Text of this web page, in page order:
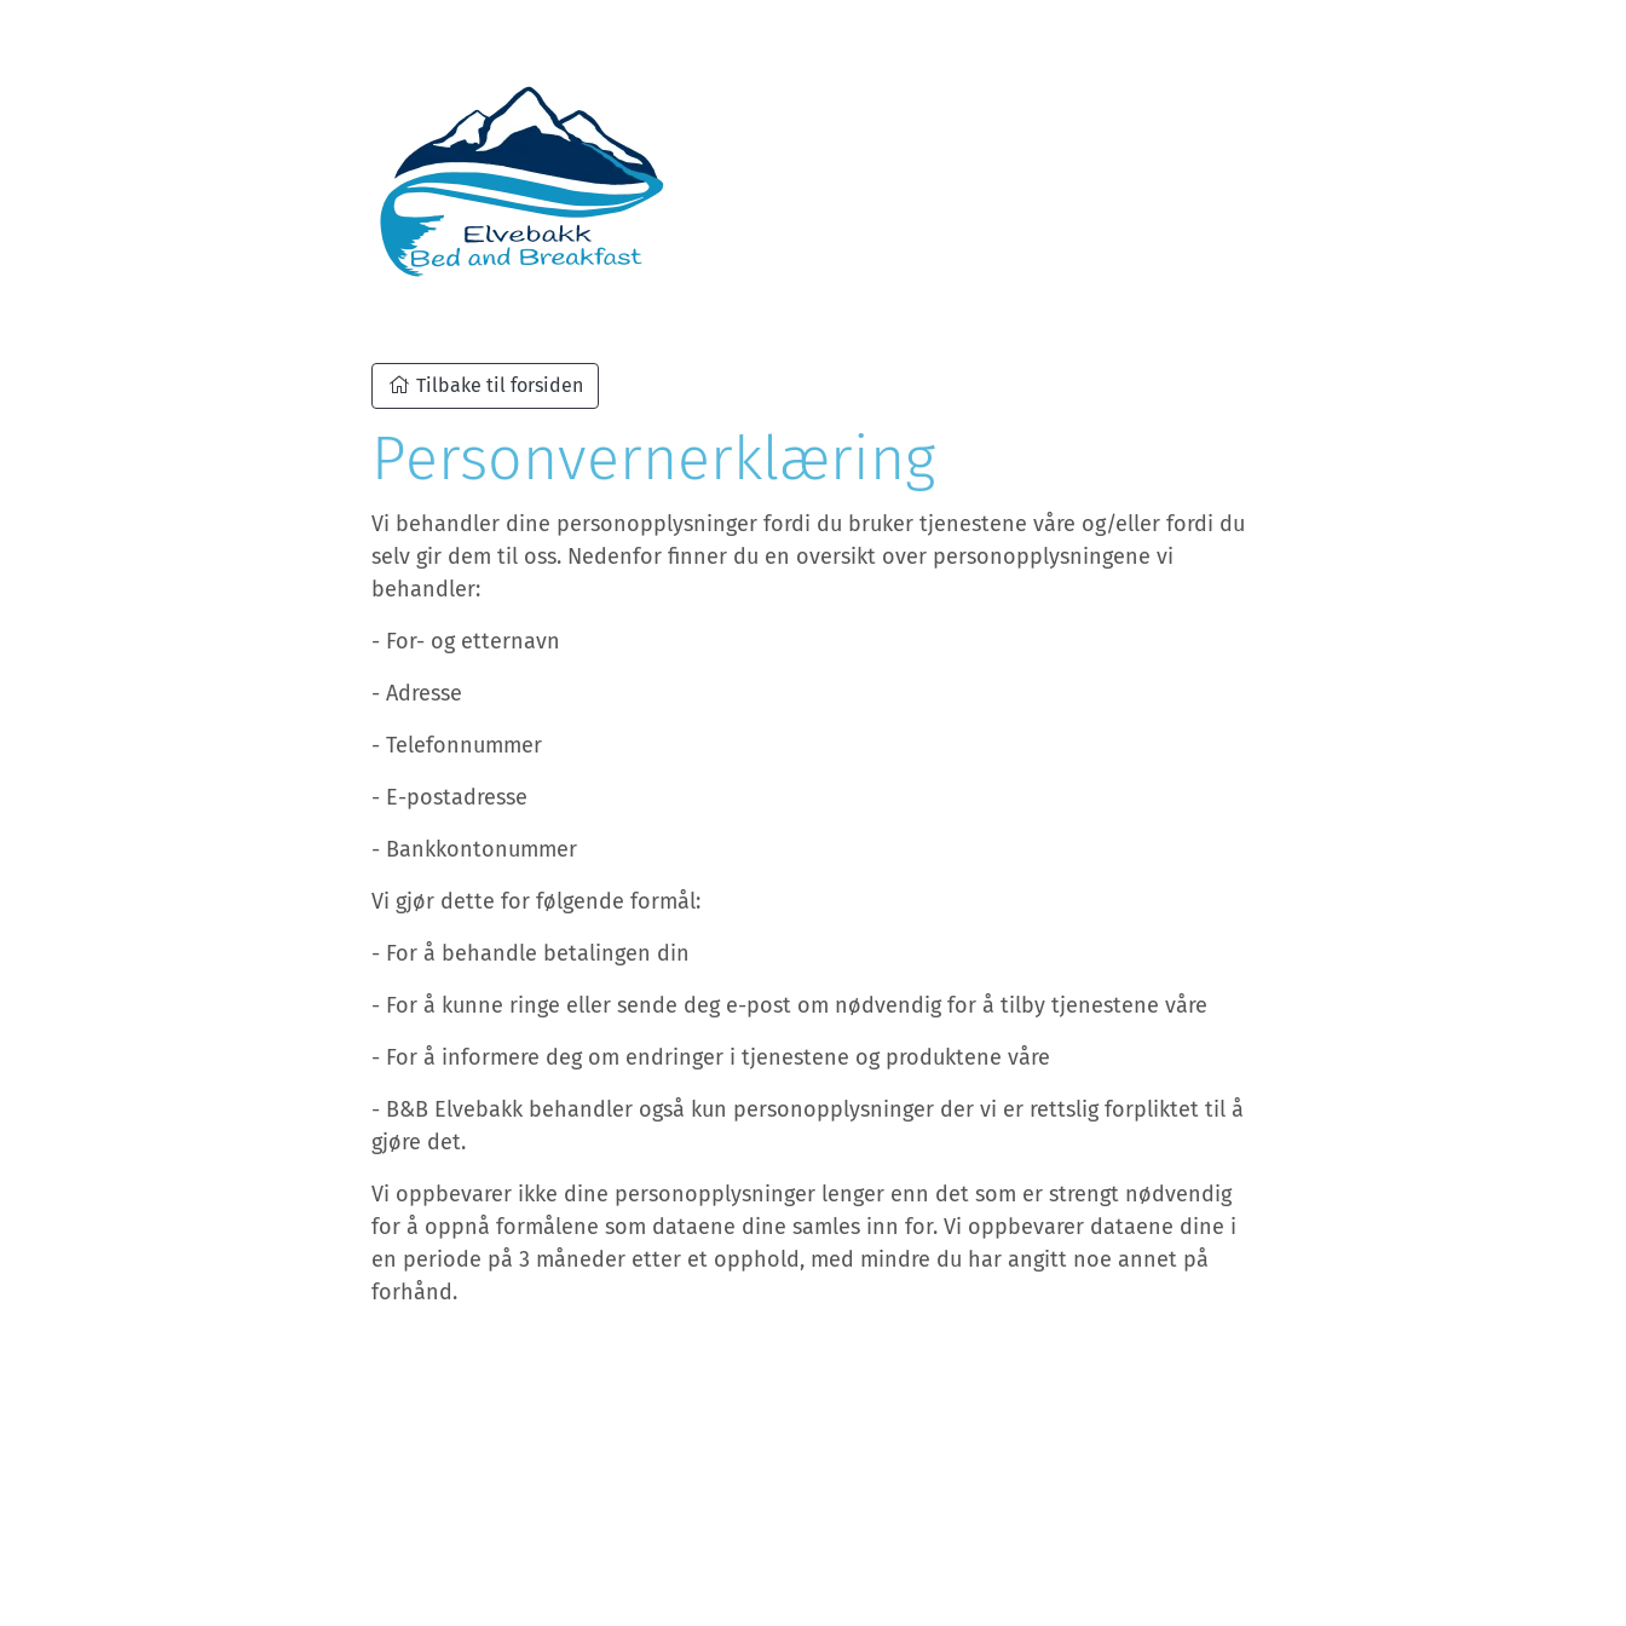
Tilbake til forsiden
Personvernerklæring
Vi behandler dine personopplysninger fordi du bruker tjenestene våre og/eller fordi du
selv gir dem til oss. Nedenfor finner du en oversikt over personopplysningene vi
behandler:
- For- og etternavn
- Adresse
- Telefonnummer
- E-postadresse
- Bankkontonummer
Vi gjør dette for følgende formål:
- For å behandle betalingen din
- For å kunne ringe eller sende deg e-post om nødvendig for å tilby tjenestene våre
- For å informere deg om endringer i tjenestene og produktene våre
- B&B Elvebakk behandler også kun personopplysninger der vi er rettslig forpliktet til å
gjøre det.
Vi oppbevarer ikke dine personopplysninger lenger enn det som er strengt nødvendig
for å oppnå formålene som dataene dine samles inn for. Vi oppbevarer dataene dine i
en periode på 3 måneder etter et opphold, med mindre du har angitt noe annet på
forhånd.